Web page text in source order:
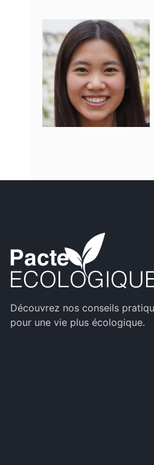
Découvrez nos conseils
pour une vie plus écologique.